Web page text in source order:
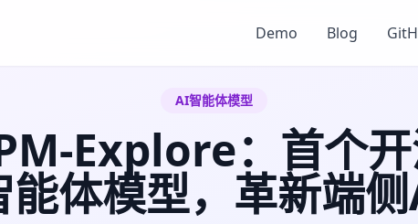
Demo Blog
AI智能体模型
Explore：首个
能体模型，革新端